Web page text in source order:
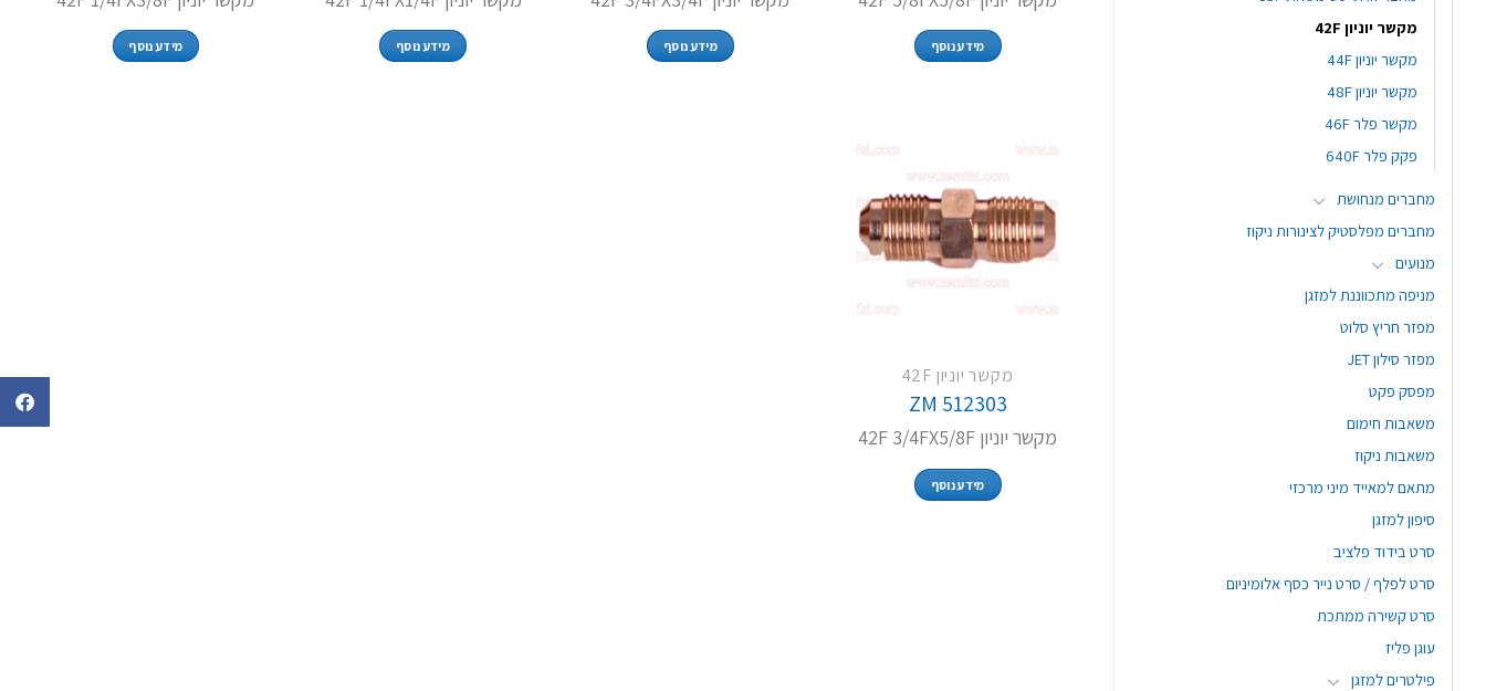
מקשר יוניון 42F
מקשר יוניון 44F
מקשר יוניון 48F
מקשר פלר 46F
פקק פלר 640F
מחברים מנחושת
מחברים מפלסטיק לצינורות ניקוז
מנועים
מניפה מתכווננת למזגן
מפזר חריץ סלוט
מפזר סילון JET
מפסק פקט
משאבות חימום
משאבות ניקוז
מתאם למאייד מיני מרכזי
סיפון למזגן
סרט בידוד פלציב
סרט לפלף / סרט נייר כסף אלומיניום
סרט קשירה ממתכת
עוגן פליז
פילטרים למזגן
מידע נוסף מידע נוסף מידע נוסף מידע נוסף
מקשר יוניון 42F
ZM 512303
מקשר יוניון 42F 3/4FX5/8F
מידע נוסף